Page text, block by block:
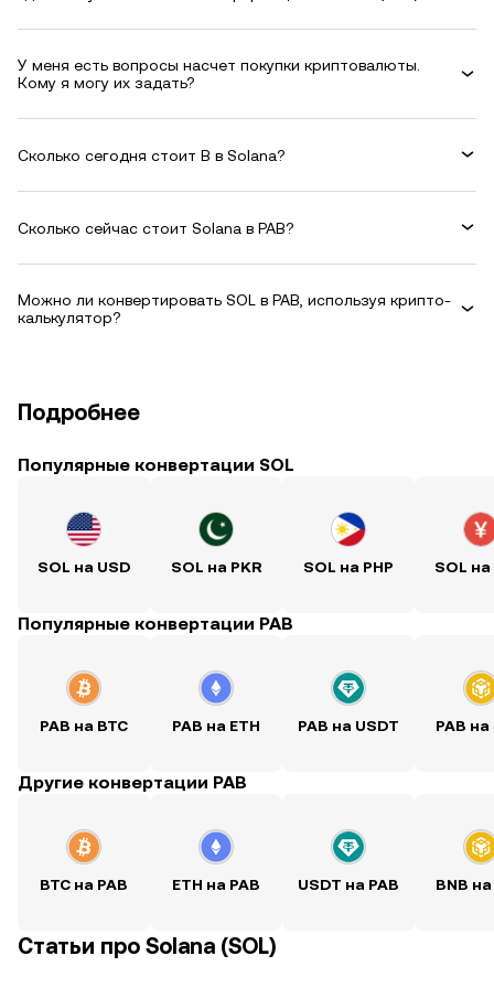
У меня есть вопросы насчет покупки криптовалюты.
Кому я могу их задать?
Сколько сегодня стоит B в Solana?
Сколько сейчас стоит Solana в PAB?
Можно ли конвертировать SOL в PAB, используя крипто-
калькулятор?
Подробнее
Популярные конвертации SOL
SOL на USD SOL на PKR SOL на PHP SOL на
Популярные конвертации PAB
PAB на BTC PAB на ETH PAB на USDT PAB на
Другие конвертации PAB
BTC на PAB ETH на PAB USDT на PAB BNB на
Статьи про Solana (SOL)